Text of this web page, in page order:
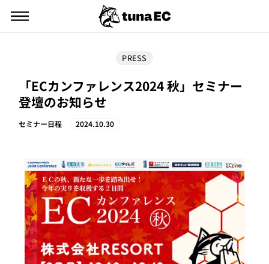
メニュー
PRESS
「ECカンファレンス2024 秋」セミナー
登壇のお知らせ
セミナー日程 2024.10.30